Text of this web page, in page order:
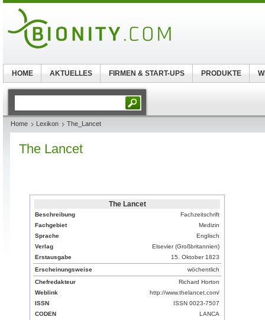
Home Lexikon The_Lancet
The Lancet
The Lancet
Beschreibung
Fachzeitschrift
Fachgebiet
Medizin
Sprache
Englisch
Verlag
Elsevier (Großbritannien)
Erstausgabe
15. Oktober 1823
Erscheinungsweise
wöchentlich
Chefredakteur
Richard Horton
Weblink
http://www.thelancet.com/
ISSN
ISSN 0023-7507
CODEN
LANCA
HOME AKTUELLES FIRMEN & START-UPS PRODUKTE